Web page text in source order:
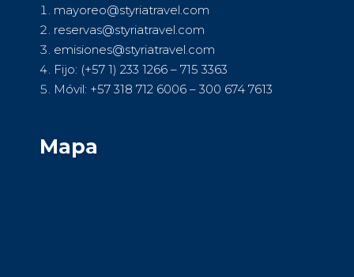
mayoreo@styriatravel.com
reservas@styriatravel.com
emisiones@styriatravel.com
Fijo: (+57 1) 233 1266 – 715 3363
Móvil: +57 318 712 6006 – 300 674 7613
Mapa